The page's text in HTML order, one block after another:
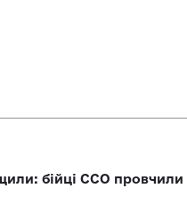
бійці ССО провчили